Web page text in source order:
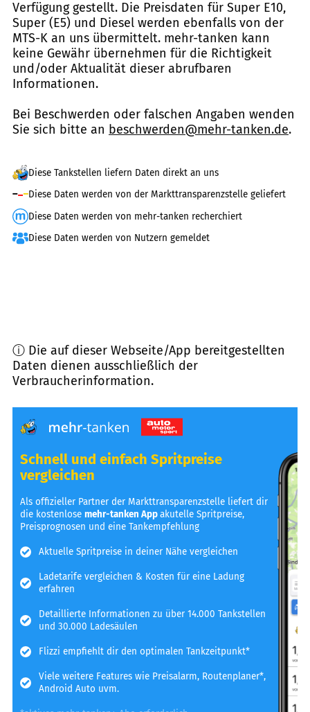
Verfügung gestellt. Die Preisdaten für Super E10,
Super (E5) und Diesel werden ebenfalls von der
MTS-K an uns übermittelt. mehr-tanken kann
keine Gewähr übernehmen für die Richtigkeit
und/oder Aktualität dieser abrufbaren
Informationen.
Bei Beschwerden oder falschen Angaben wenden
Sie sich bitte an beschwerden@mehr-tanken.de.
Diese Tankstellen liefern Daten direkt an uns
Diese Daten werden von der Markttransparenzstelle geliefert
Diese Daten werden von mehr-tanken recherchiert
Diese Daten werden von Nutzern gemeldet
ⓘ Die auf dieser Webseite/App bereitgestellten
Daten dienen ausschließlich der
Verbraucherinformation.
Schnell und einfach Spritpreise
vergleichen
Als offizieller Partner der Markttransparenzstelle liefert dir
die kostenlosemehr-tanken Appakutelle Spritpreise,
Preisprognosen und eine Tankempfehlung
Aktuelle Spritpreise in deiner Nähe vergleichen
Ladetarife vergleichen & Kosten für eine Ladung
erfahren
Detaillierte Informationen zu über 14.000 Tankstellen
und 30.000 Ladesäulen
Flizzi empfiehlt dir den optimalen Tankzeitpunkt*
Viele weitere Features wie Preisalarm, Routenplaner*,
Android Auto uvm.